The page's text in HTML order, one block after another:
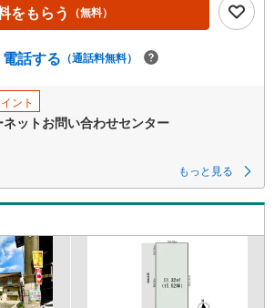
をもらう （無料）
電話する （通話料無料）
ント
ットお問い合わせセンター
もっと見る